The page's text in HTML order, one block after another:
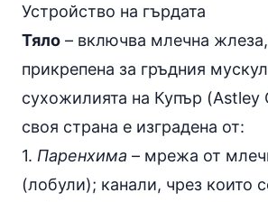
Устройство на гърдата
Тяло – включва млечна
прикрепена за гръдния
сухожилията на Купър (Astley
своя страна е изградена от:
1. Паренхима – мрежа от
(лобули); канали, чрез които